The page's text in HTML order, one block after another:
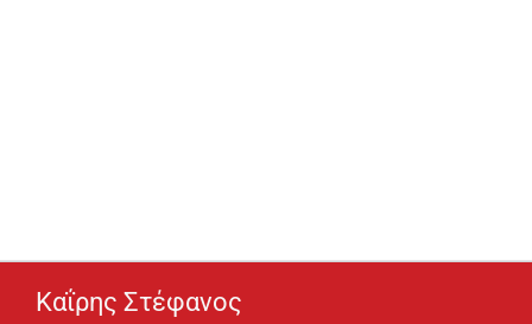
Καΐρης Στέφανος